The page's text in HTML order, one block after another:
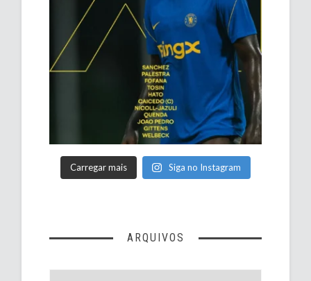
Carregar mais Siga no Instagram
ARQUIVOS